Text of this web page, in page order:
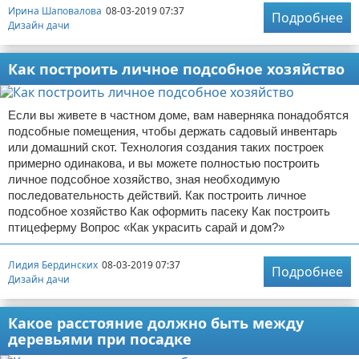
Ирина Шаповалова 08-03-2019 07:37
Дизайн дачи
Подробнее
Как построить личное подсобное хозяйство
Если вы живете в частном доме, вам наверняка понадобятся
подсобные помещения, чтобы держать садовый инвентарь
или домашний скот. Технология создания таких построек
примерно одинакова, и вы можете полностью построить
личное подсобное хозяйство, зная необходимую
последовательность действий. Как построить личное
подсобное хозяйство Как оформить пасеку Как построить
птицеферму Вопрос «Как украсить сарай и дом?»
Лидия Бердинских 08-03-2019 07:37
Дизайн дачи
Подробнее
Какое расстояние должно быть между
деревьями при посадке